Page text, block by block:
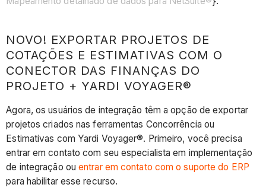
NOVO! EXPORTAR PROJETOS DE
COTAÇÕES E ESTIMATIVAS COM O
CONECTOR DAS FINANÇAS DO
PROJETO + YARDI VOYAGER®
Agora, os usuários de integração têm a opção de exportar
projetos criados nas ferramentas Concorrência ou
Estimativas com Yardi Voyager®. Primeiro, você precisa
entrar em contato com seu especialista em implementação
de integração ouentrar em contato com o suporte do ERP
para habilitar esse recurso.